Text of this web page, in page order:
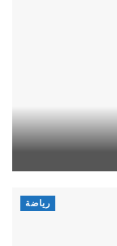
رياضة